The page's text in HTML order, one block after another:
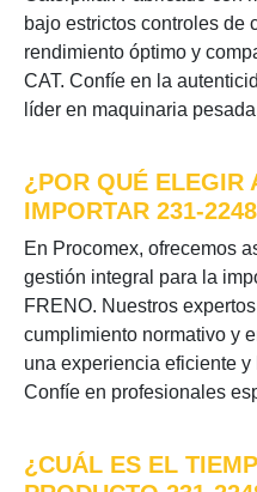
bajo estrictos controles de
rendimiento óptimo y
CAT. Confíe en la
líder en maquinaria
¿POR QUÉ ELEGIR
IMPORTAR 231-
En Procomex, ofrecemos
gestión integral para la
FRENO. Nuestros
cumplimiento normativo y
una experiencia eficiente
Confíe en profesionales
¿CUÁL ES EL